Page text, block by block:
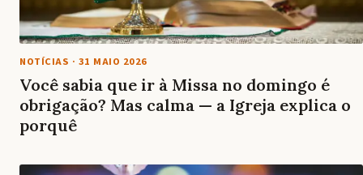
NOTÍCIAS · 31 MAIO 2026
Você sabia que ir à Missa no domingo é
obrigação? Mas calma — a Igreja explica o
porquê